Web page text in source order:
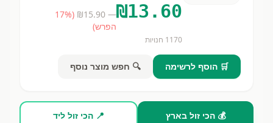
₪13.60
— ₪
15.90
(
17%
הפרש)
1170 חנויות
🛒 הוסף לרשימה 🔍 חפש מוצר נוסף
💰 הכי זול בארץ 📍 הכי זול ליד